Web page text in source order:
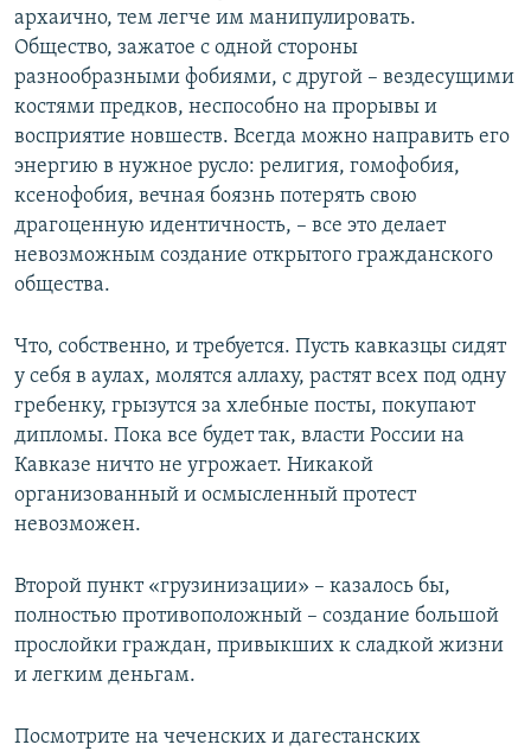
архаично, тем легче им манипулировать.
Общество, зажатое с одной стороны
разнообразными фобиями, с другой – вездесущими
костями предков, неспособно на прорывы и
восприятие новшеств. Всегда можно направить его
энергию в нужное русло: религия, гомофобия,
ксенофобия, вечная боязнь потерять свою
драгоценную идентичность, – все это делает
невозможным создание открытого гражданского
общества.
Что, собственно, и требуется. Пусть кавказцы сидят
у себя в аулах, молятся аллаху, растят всех под одну
гребенку, грызутся за хлебные посты, покупают
дипломы. Пока все будет так, власти России на
Кавказе ничто не угрожает. Никакой
организованный и осмысленный протест
невозможен.
Второй пункт «грузинизации» – казалось бы,
полностью противоположный – создание большой
прослойки граждан, привыкших к сладкой жизни
и легким деньгам.
Посмотрите на чеченских и дагестанских